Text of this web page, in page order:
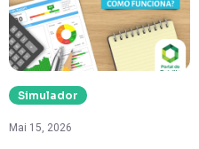
Simulador
Mai 15, 2026